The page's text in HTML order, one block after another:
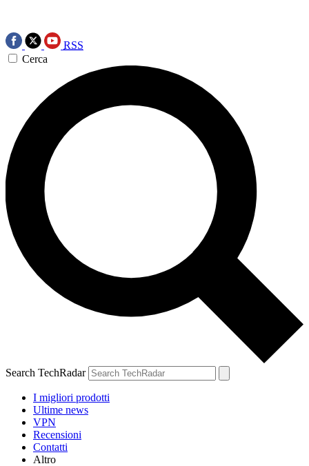
RSS
Cerca
Search TechRadar
I migliori prodotti
Ultime news
VPN
Recensioni
Contatti
Altro